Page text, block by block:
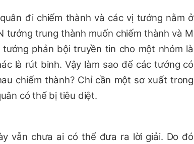
đi chiếm thành và các vị tướng nằm ở
tướng trung thành muốn chiếm thành và M
phản bội truyền tin cho một nhóm là
là rút binh. Vậy làm sao để các tướng có
chiếm thành? Chỉ cần một sơ xuất trong
có thể bị tiêu diệt.
vẫn chưa ai có thể đưa ra lời giải. Do đó